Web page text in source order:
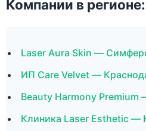
Компании в
Laser Aura Skin —
ИП Care Velvet —
Beauty Harmony
Клиника Laser Esthetic —